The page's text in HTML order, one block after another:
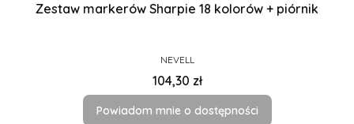
Zestaw markerów Sharpie 18 kolorów + piórnik
PRODUCENT
NEVELL
Cena
104,30 zł
Powiadom mnie o dostępności